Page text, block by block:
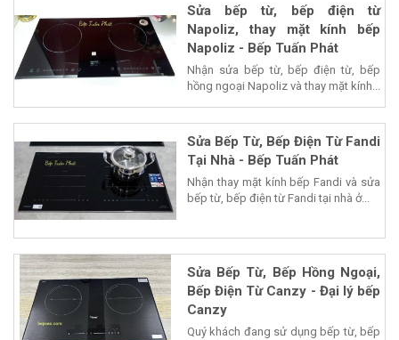
Sửa bếp từ, bếp điện từ
Napoliz, thay mặt kính bếp
Napoliz - Bếp Tuấn Phát
Nhận sửa bếp từ, bếp điện từ, bếp
hồng ngoại Napoliz và thay mặt kính...
Sửa Bếp Từ, Bếp Điện Từ Fandi
Tại Nhà - Bếp Tuấn Phát
Nhận thay mặt kính bếp Fandi và sửa
bếp từ, bếp điện từ Fandi tại nhà ở...
Sửa Bếp Từ, Bếp Hồng Ngoại,
Bếp Điện Từ Canzy - Đại lý bếp
Canzy
Quý khách đang sử dụng bếp từ, bếp